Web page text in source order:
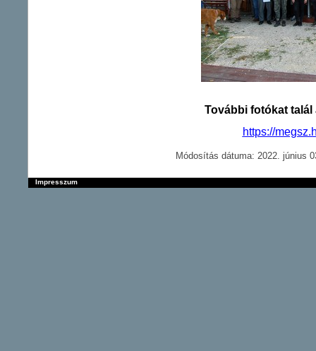
További fotókat
https://
Módosítás dátuma: 2022. június
Impresszum